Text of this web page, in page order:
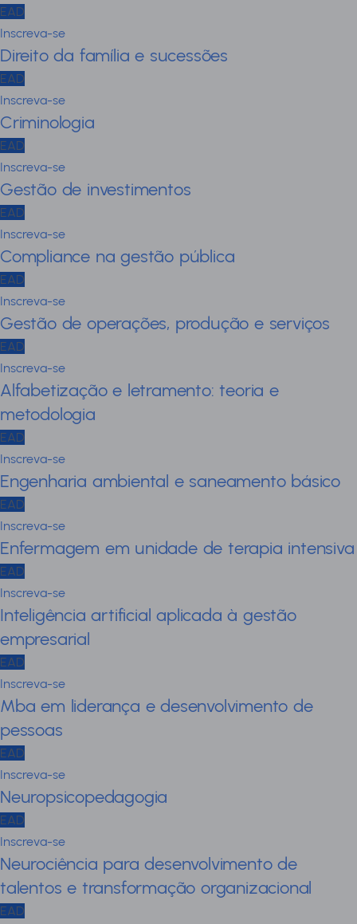
EAD
Inscreva-se
Direito da família e sucessões
EAD
Inscreva-se
Criminologia
EAD
Inscreva-se
Gestão de investimentos
EAD
Inscreva-se
Compliance na gestão pública
EAD
Inscreva-se
Gestão de operações, produção e serviços
EAD
Inscreva-se
Alfabetização e letramento: teoria e
metodologia
EAD
Inscreva-se
Engenharia ambiental e saneamento básico
EAD
Inscreva-se
Enfermagem em unidade de terapia intensiva
EAD
Inscreva-se
Inteligência artificial aplicada à gestão
empresarial
EAD
Inscreva-se
Mba em liderança e desenvolvimento de
pessoas
EAD
Inscreva-se
Neuropsicopedagogia
EAD
Inscreva-se
Neurociência para desenvolvimento de
talentos e transformação organizacional
EAD